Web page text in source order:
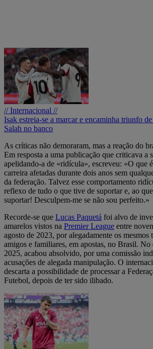
// Internacional //
Isak estreia-se a marcar e encaminha triunfo
Salah no banco
As críticas não demoraram, mas a reação do
Em resposta a uma publicação que criticava a
apelidando-a de «ridícula», escreveu: «O que
carreira afetadas durante dois anos sem
da federação. Talvez esse comportamento
reflexo de tudo o que tive de suportar e, ao
suportar! Desculpem-me se não sou perfeito.»
Recorde-se que Lucas Paquetá foi alvo de
amarelos vistos na Premier League entre
agosto de 2023, por alegadamente os mesmos
amigos e familiares, em apostas, no Brasil.
2025, acabou absolvido, por uma comissão
acusações de alegada manipulação. O
descarta a possibilidade de processar a
Futebol, depois de ter sido ilibado.